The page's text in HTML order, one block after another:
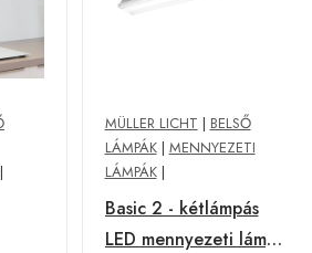
|
MÜLLER LICHT | BELSŐ
LÁMPÁK| MENNYEZETI
LÁMPÁK|
Basic 2 - kétlámpás
LED mennyezeti lámpa